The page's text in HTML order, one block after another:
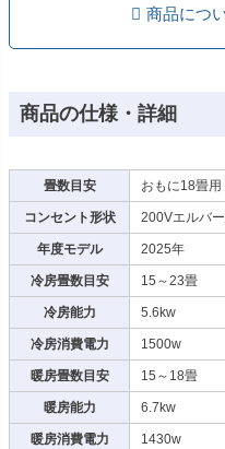
商品につ
商品の仕様・詳細
畳数目安 おもに18畳用
コンセント形状 200Vエルバ
年度モデル 2025年
冷房畳数目安 15～23畳
冷房能力 5.6kw
冷房消費電力 1500w
暖房畳数目安 15～18畳
暖房能力 6.7kw
暖房消費電力 1430w